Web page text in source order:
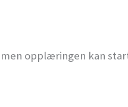
opplæringen kan